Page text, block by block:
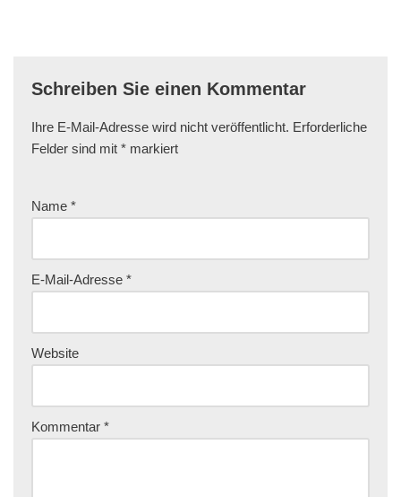
Schreiben Sie einen Kommentar
Ihre E-Mail-Adresse wird nicht veröffentlicht. Erforderliche
Felder sind mit * markiert
Name *
E-Mail-Adresse *
Website
Kommentar *